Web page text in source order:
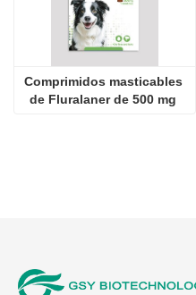
Comprimidos masticables
de Fluralaner de 500 mg